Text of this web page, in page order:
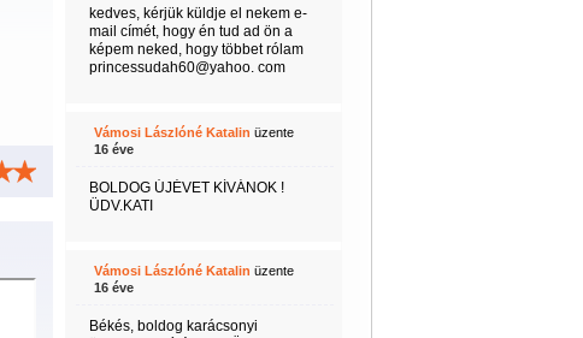
kedves, kérjük küldje el nekem e-
mail címét, hogy én tud ad ön a
képem neked, hogy többet rólam
princessudah60@yahoo. com
Vámosi Lászlóné Katalin üzente
16 éve
BOLDOG ÚJÉVET KÍVÁNOK !
ÜDV.KATI
Vámosi Lászlóné Katalin üzente
16 éve
Békés, boldog karácsonyi